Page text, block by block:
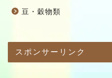
豆・穀物類
スポンサーリンク